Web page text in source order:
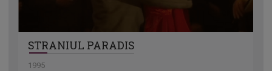
STRANIUL PARADIS
1995